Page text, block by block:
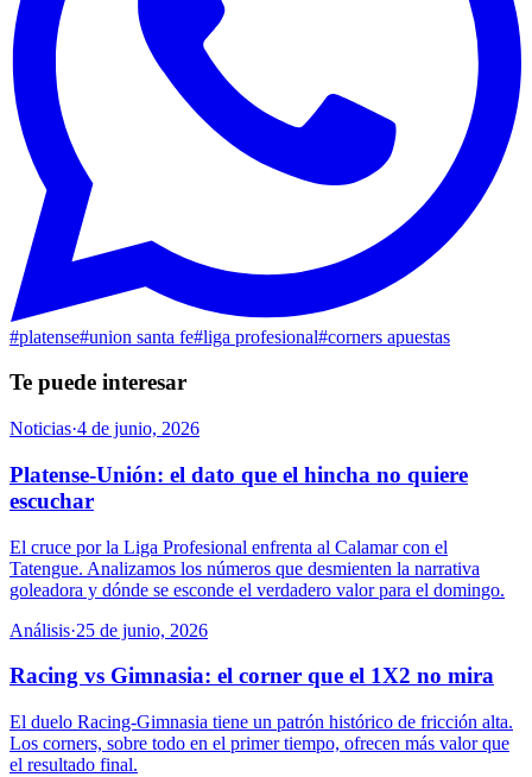
#platense#union santa fe#liga profesional#corners apuestas
Te puede interesar
Noticias·4 de junio, 2026
Platense-Unión: el dato que el hincha no quiere
escuchar
El cruce por la Liga Profesional enfrenta al Calamar con el
Tatengue. Analizamos los números que desmienten la narrativa
goleadora y dónde se esconde el verdadero valor para el domingo.
Análisis·25 de junio, 2026
Racing vs Gimnasia: el corner que el 1X2 no mira
El duelo Racing-Gimnasia tiene un patrón histórico de fricción alta.
Los corners, sobre todo en el primer tiempo, ofrecen más valor que
el resultado final.